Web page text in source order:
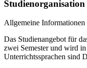
Studienorganisation
Allgemeine
Das Studienangebot für
zwei Semester und wird
Unterrichtssprachen sind